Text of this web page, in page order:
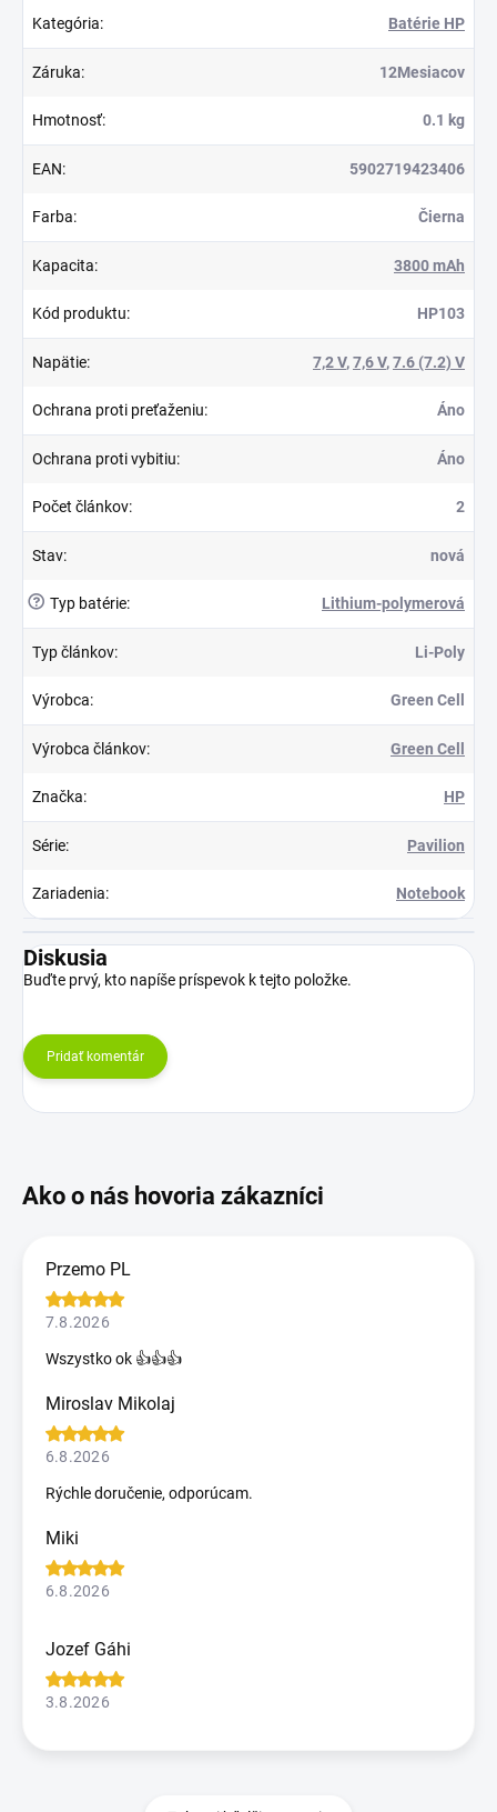
Kategória: Batérie HP
Záruka: 12Mesiacov
Hmotnosť: 0.1 kg
EAN: 5902719423406
Farba: Čierna
Kapacita: 3800 mAh
Kód produktu: HP103
Napätie: 7,2 V,7,6 V,7.6 (7.2) V
Ochrana proti preťaženiu: Áno
Ochrana proti vybitiu: Áno
Počet článkov: 2
Stav: nová
? Typ batérie: Lithium-polymerová
Typ článkov: Li-Poly
Výrobca: Green Cell
Výrobca článkov: Green Cell
Značka: HP
Série: Pavilion
Zariadenia: Notebook
Diskusia
Buďte prvý, kto napíše príspevok k tejto položke.
Pridať komentár
Przemo PL
7.8.2026
Wszystko ok 👍👍👍
Miroslav Mikolaj
6.8.2026
Rýchle doručenie, odporúcam.
Miki
6.8.2026
Jozef Gáhi
3.8.2026